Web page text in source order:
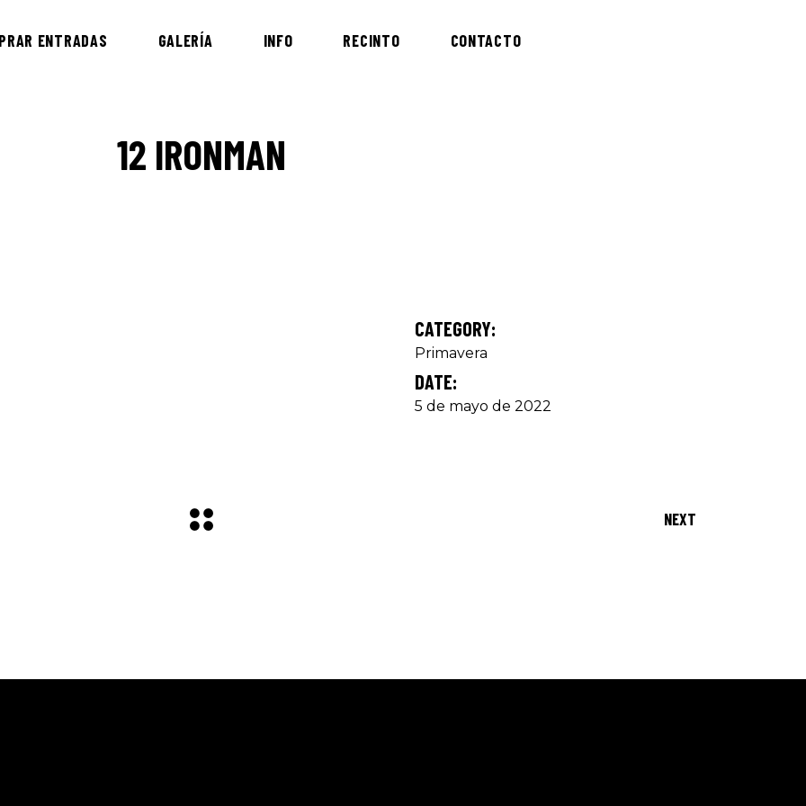
ENTRADAS GALERÍA INFO RECINTO CONTACTO
12 IRONMAN
CATEGORY:
Primavera
DATE:
5 de mayo de 2022
NEXT